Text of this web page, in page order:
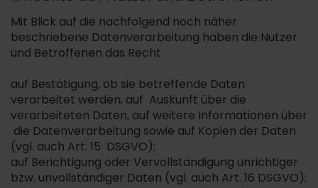
Mit Blick auf die nachfolgend noch näher
beschriebene Datenverarbeitung haben die Nutzer
und Betroffenen das Recht
auf Bestätigung, ob sie betreffende Daten
verarbeitet werden, auf Auskunft über die
verarbeiteten Daten, auf weitere Informationen über
die Datenverarbeitung sowie auf Kopien der Daten
(vgl. auch Art. 15 DSGVO);
auf Berichtigung oder Vervollständigung unrichtiger
bzw. unvollständiger Daten (vgl. auch Art. 16 DSGVO);